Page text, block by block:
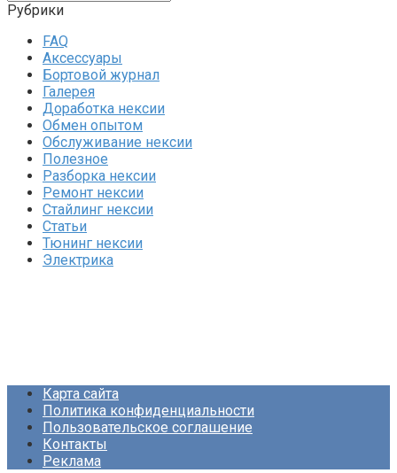
Рубрики
FAQ
Аксессуары
Бортовой журнал
Галерея
Доработка нексии
Обмен опытом
Обслуживание нексии
Полезное
Разборка нексии
Ремонт нексии
Стайлинг нексии
Статьи
Тюнинг нексии
Электрика
Карта сайта
Политика конфиденциальности
Пользовательское соглашение
Контакты
Реклама